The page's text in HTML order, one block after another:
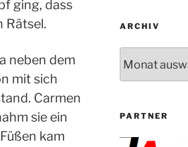
ging, dass
Rätsel.
neben dem
mit sich
Carmen
sie ein
kam
ARCHIV
PARTNER